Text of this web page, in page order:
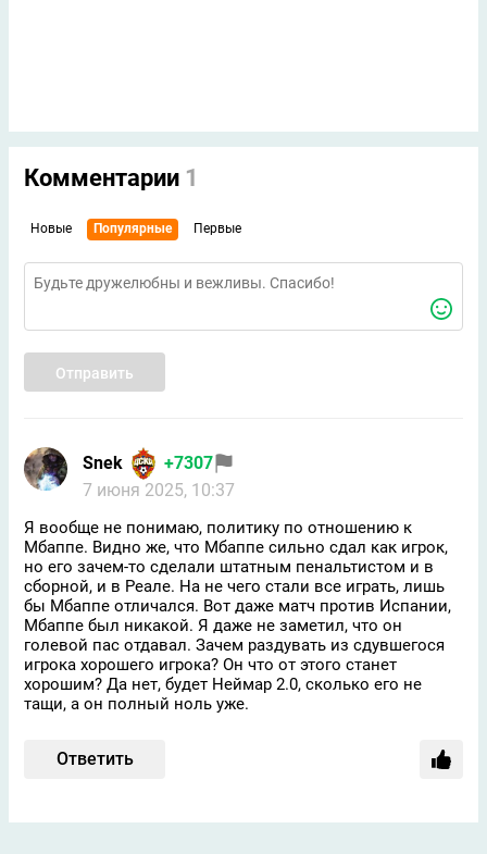
Комментарии 1
Новые Популярные Первые
Отправить
Snek
+7307
7 июня 2025, 10:37
Я вообще не понимаю, политику по отношению к
Мбаппе. Видно же, что Мбаппе сильно сдал как игрок,
но его зачем-то сделали штатным пенальтистом и в
сборной, и в Реале. На не чего стали все играть, лишь
бы Мбаппе отличался. Вот даже матч против Испании,
Мбаппе был никакой. Я даже не заметил, что он
голевой пас отдавал. Зачем раздувать из сдувшегося
игрока хорошего игрока? Он что от этого станет
хорошим? Да нет, будет Неймар 2.0, сколько его не
тащи, а он полный ноль уже.
Ответить